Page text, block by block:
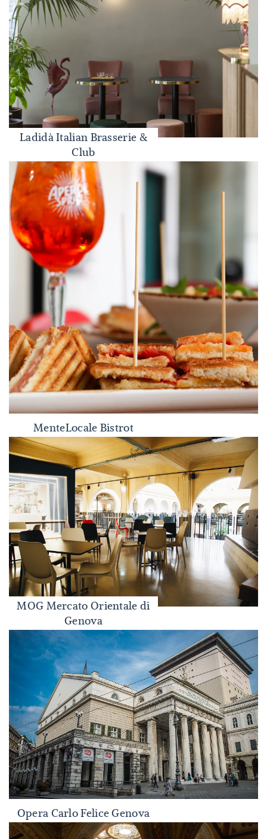
Ladidà Italian Brasserie &
Club
Ladidà Italian Brasserie & Club
MenteLocale Bistrot
MOG Mercato Orientale di
Genova
MOG Mercato Orientale di Genova
Opera Carlo Felice Genova